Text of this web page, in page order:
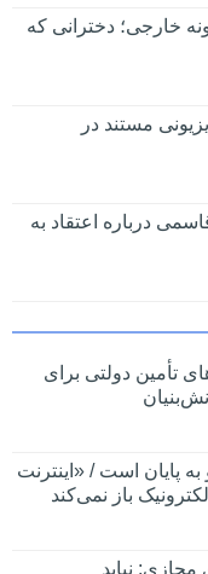
خارجی؛ دخترانی که
مستند در
درباره اعتقاد به
تأمین دولتی برای
است / «اینترنت
باز نمی‌کند
نباید